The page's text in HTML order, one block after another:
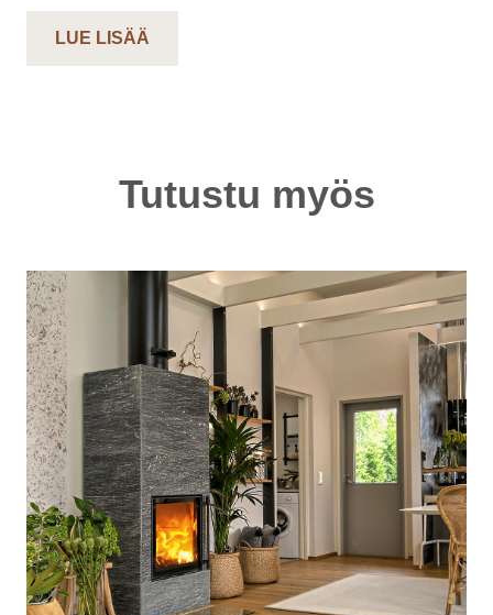
LUE LISÄÄ
Tutustu myös